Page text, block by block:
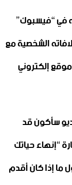
في “فيسبوك”
الشخصية مع
إلكتروني
سأكون قد
“إنهاء حياتك
إذا كان أقدم